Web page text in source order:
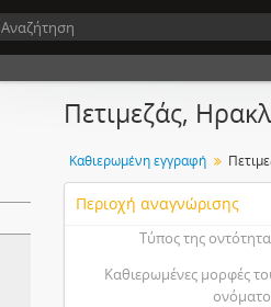
Πετιμεζάς,
Καθιερωμένη εγγραφή
Περιοχή αναγνώρισης
Τύπος της
Καθιερωμένες μορφές